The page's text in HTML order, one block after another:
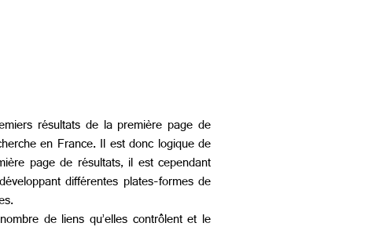
résultats de la première page de
en France. Il est donc logique de
page de résultats, il est cependant
différentes plates-formes de
de liens qu’elles contrôlent et le